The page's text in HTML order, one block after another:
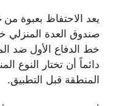
يعد الاحتفاظ بعبوة من
صندوق العدة المنزلي
خط الدفاع الأول ضد
دائماً أن تختار النوع
المنطقة قبل التطبيق.